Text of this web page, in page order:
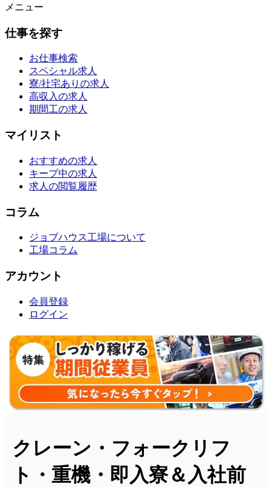
メニュー
仕事を探す
お仕事検索
スペシャル求人
寮/社宅ありの求人
高収入の求人
期間工の求人
マイリスト
おすすめの求人
キープ中の求人
求人の閲覧履歴
コラム
ジョブハウス工場について
工場コラム
アカウント
会員登録
ログイン
クレーン・フォークリフ
ト・重機・即入寮＆入社前